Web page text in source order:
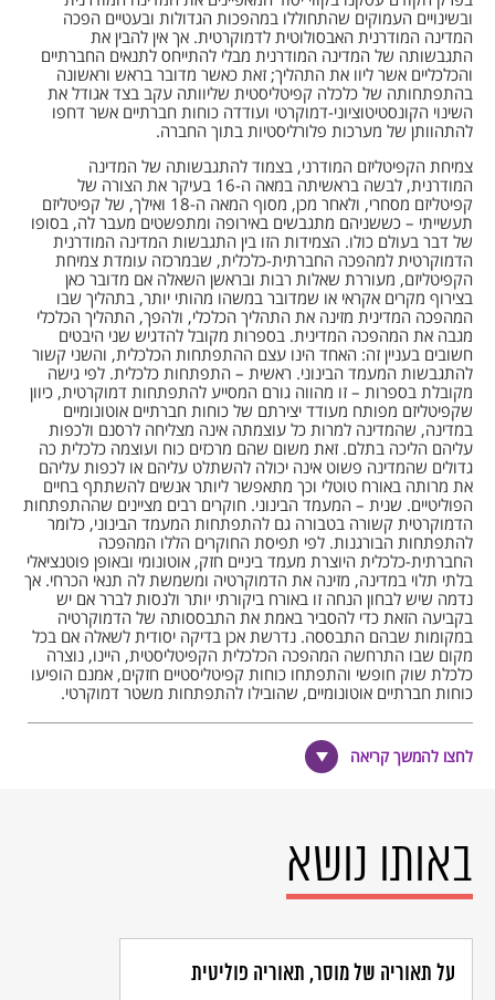
ובשינויים העמוקים שהתחוללו במהפכות הגדולות ובעטיים הפכה
המדינה המודרנית האבסולוטית לדמוקרטית. אך אין להבין את
התגבשותה של המדינה המודרנית מבלי להתייחס לתנאים החברתיים
והכלכליים אשר ליוו את התהליך; זאת כאשר מדובר בראש וראשונה
בהתפתחותה של כלכלה קפיטליסטית שליוותה עקב בצד אגודל את
השינוי הקונסטיטוציוני-דמוקרטי ועודדה כוחות חברתיים אשר דחפו
להתהוותן של מערכות פלורליסטיות בתוך החברה.
צמיחת הקפיטליזם המודרני, בצמוד להתגבשותה של המדינה
המודרנית, לבשה בראשיתה במאה ה-16 בעיקר את הצורה של
קפיטליזם מסחרי, ולאחר מכן, מסוף המאה ה-18 ואילך, של קפיטליזם
תעשייתי – כששניהם מתגבשים באירופה ומתפשטים מעבר לה, בסופו
של דבר בעולם כולו. הצמידות הזו בין התגבשות המדינה המודרנית
הדמוקרטית למהפכה החברתית-כלכלית, שבמרכזה עומדת צמיחת
הקפיטליזם, מעוררת שאלות רבות ובראשן השאלה אם מדובר כאן
בצירוף מקרים אקראי או שמדובר במשהו מהותי יותר, בתהליך שבו
המהפכה המדינית מזינה את התהליך הכלכלי, ולהפך, התהליך הכלכלי
מגבה את המהפכה המדינית. בספרות מקובל להדגיש שני היבטים
חשובים בעניין זה: האחד הינו עצם ההתפתחות הכלכלית, והשני קשור
להתגבשות המעמד הבינוני. ראשית – התפתחות כלכלית. לפי גישה
מקובלת בספרות – זו מהווה גורם המסייע להתפתחות דמוקרטית, כיוון
שקפיטליזם מפותח מעודד יצירתם של כוחות חברתיים אוטונומיים
במדינה, שהמדינה למרות כל עוצמתה אינה מצליחה לרסנם ולכפות
עליהם הליכה בתלם. זאת משום שהם מרכזים כוח ועוצמה כלכלית כה
גדולים שהמדינה פשוט אינה יכולה להשתלט עליהם או לכפות עליהם
את מרותה באורח טוטלי וכך מתאפשר ליותר אנשים להשתתף בחיים
הפוליטיים. שנית – המעמד הבינוני. חוקרים רבים מציינים שההתפתחות
הדמוקרטית קשורה בטבורה גם להתפתחות המעמד הבינוני, כלומר
להתפתחות הבורגנות. לפי תפיסת החוקרים הללו המהפכה
החברתית-כלכלית היוצרת מעמד ביניים חזק, אוטונומי ובאופן פוטנציאלי
בלתי תלוי במדינה, מזינה את הדמוקרטיה ומשמשת לה תנאי הכרחי. אך
נדמה שיש לבחון הנחה זו באורח ביקורתי יותר ולנסות לברר אם יש
בקביעה הזאת כדי להסביר באמת את התבססותה של הדמוקרטיה
במקומות שבהם התבססה. נדרשת אכן בדיקה יסודית לשאלה אם בכל
מקום שבו התרחשה המהפכה הכלכלית הקפיטליסטית, היינו, נוצרה
כלכלת שוק חופשי והתפתחו כוחות קפיטליסטיים חזקים, אמנם הופיעו
כוחות חברתיים אוטונומיים, שהובילו להתפתחות משטר דמוקרטי.
המסקנה המתבקשת מעיון ביקורתי כזה היא כי התפתחות כלכלית היא
אולי – וכאן יש להדגיש את המילה אולי – תנאי הכרחי אבל לא תנאי
מספיק להתפתחותו ולגיבושו של משטר דמוקרטי. עיון, ולוּ שטחי,
התפתחות הדמוקרטיה בה היתה יותר מפותלת ובסופו של דבר בלתי
מושלמת. בימינו בכמה מדינות באסיה, למשל בקוריאה, חלה במשך
תקופה ארוכה למדי התפתחות כלכלית חזקה ונוצרה שכבת ביניים
בורגנית, אולם יחסה של הבורגנות הקוריאנית למשטר הדמוקרטי היה
קפיטליסטית כשלעצמה אינה ערובה להתפתחות דמוקרטית, וכי
לקפיטליזם היוצר סוג מסוים של בורגנות, ולאחר מכן מאפשר גם
לחצו להמשך קריאה
באותו נושא
על תאוריה של מוסר, תאוריה פוליטית